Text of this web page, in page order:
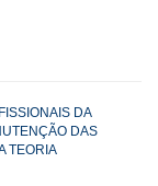
DA
DAS
TEORIA